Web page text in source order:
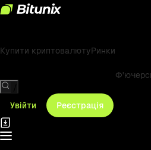
Купити криптовалютуРинки
Увійти
Реєстрація